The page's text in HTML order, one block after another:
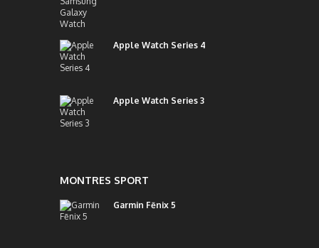
Apple Watch Series 4
Apple Watch Series 3
MONTRES SPORT
Garmin Fēnix 5